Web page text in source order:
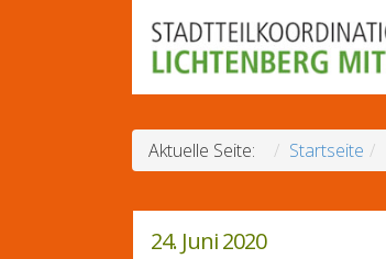
Aktuelle Seite: Startseite
24. Juni 2020